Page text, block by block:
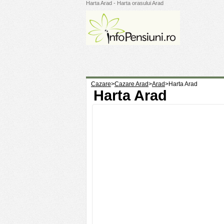
Harta Arad - Harta orasului Arad
Cazare>Cazare Arad>Arad>Harta Arad
Harta Arad